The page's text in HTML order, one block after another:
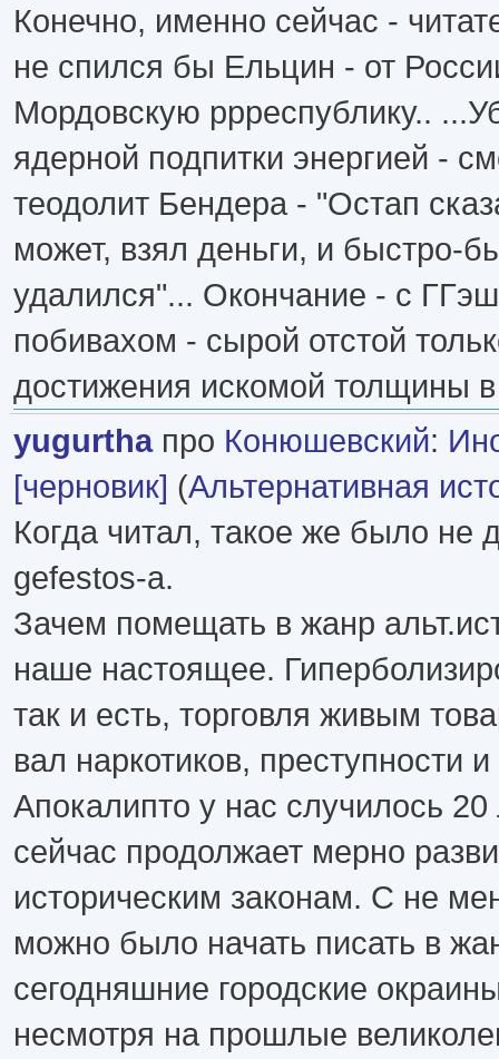
Конечно, именно сейчас -
не спился бы Ельцин - от
Мордовскую ррреспублику..
ядерной подпитки энергией -
теодолит Бендера - "Остап
может, взял деньги, и быстро-
удалился"... Окончание - с
побивахом - сырой отстой
достижения искомой толщины
yugurthaпро Конюшевский:
[черновик] (Альтернативная
Когда читал, такое же было не
gefestos-а.
Зачем помещать в жанр
наше настоящее.
так и есть, торговля живым
вал наркотиков, преступности
Апокалипто у нас случилось 20
сейчас продолжает мерно
историческим законам. С не
можно было начать писать в
сегодняшние городские
несмотря на прошлые